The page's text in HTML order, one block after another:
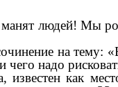
людей! Мы
на
надо
известен как